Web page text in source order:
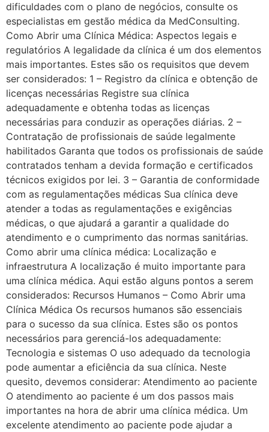
dificuldades com o plano de negócios, consulte os
especialistas em gestão médica da MedConsulting.
Como Abrir uma Clínica Médica: Aspectos legais e
regulatórios A legalidade da clínica é um dos elementos
mais importantes. Estes são os requisitos que devem
ser considerados: 1 – Registro da clínica e obtenção de
licenças necessárias Registre sua clínica
adequadamente e obtenha todas as licenças
necessárias para conduzir as operações diárias. 2 –
Contratação de profissionais de saúde legalmente
habilitados Garanta que todos os profissionais de saúde
contratados tenham a devida formação e certificados
técnicos exigidos por lei. 3 – Garantia de conformidade
com as regulamentações médicas Sua clínica deve
atender a todas as regulamentações e exigências
médicas, o que ajudará a garantir a qualidade do
atendimento e o cumprimento das normas sanitárias.
Como abrir uma clínica médica: Localização e
infraestrutura A localização é muito importante para
uma clínica médica. Aqui estão alguns pontos a serem
considerados: Recursos Humanos – Como Abrir uma
Clínica Médica Os recursos humanos são essenciais
para o sucesso da sua clínica. Estes são os pontos
necessários para gerenciá-los adequadamente:
Tecnologia e sistemas O uso adequado da tecnologia
pode aumentar a eficiência da sua clínica. Neste
quesito, devemos considerar: Atendimento ao paciente
O atendimento ao paciente é um dos passos mais
importantes na hora de abrir uma clínica médica. Um
excelente atendimento ao paciente pode ajudar a